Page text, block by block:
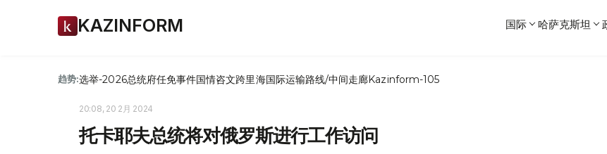
KAZINFORM 国际 哈萨克斯坦
趋势:选举-2026总统府任免事件国情咨文跨里海国际运输路线/中间走廊Kazinform-105
20:08, 20 2月 2024
托卡耶夫总统将对俄罗斯进行工作访问